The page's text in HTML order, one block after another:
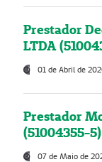
Prestador
LTDA
01 de Abril de
Prestador
(51004355-5)
07 de Maio de